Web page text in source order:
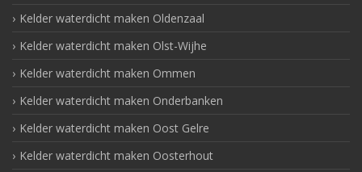
Kelder waterdicht maken Oldenzaal
Kelder waterdicht maken Olst-Wijhe
Kelder waterdicht maken Ommen
Kelder waterdicht maken Onderbanken
Kelder waterdicht maken Oost Gelre
Kelder waterdicht maken Oosterhout